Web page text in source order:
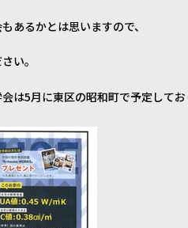
あるかとは思いますので、
い。
は5月に東区の昭和町で予定して